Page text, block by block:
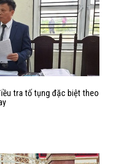
tra tố tụng đặc biệt theo